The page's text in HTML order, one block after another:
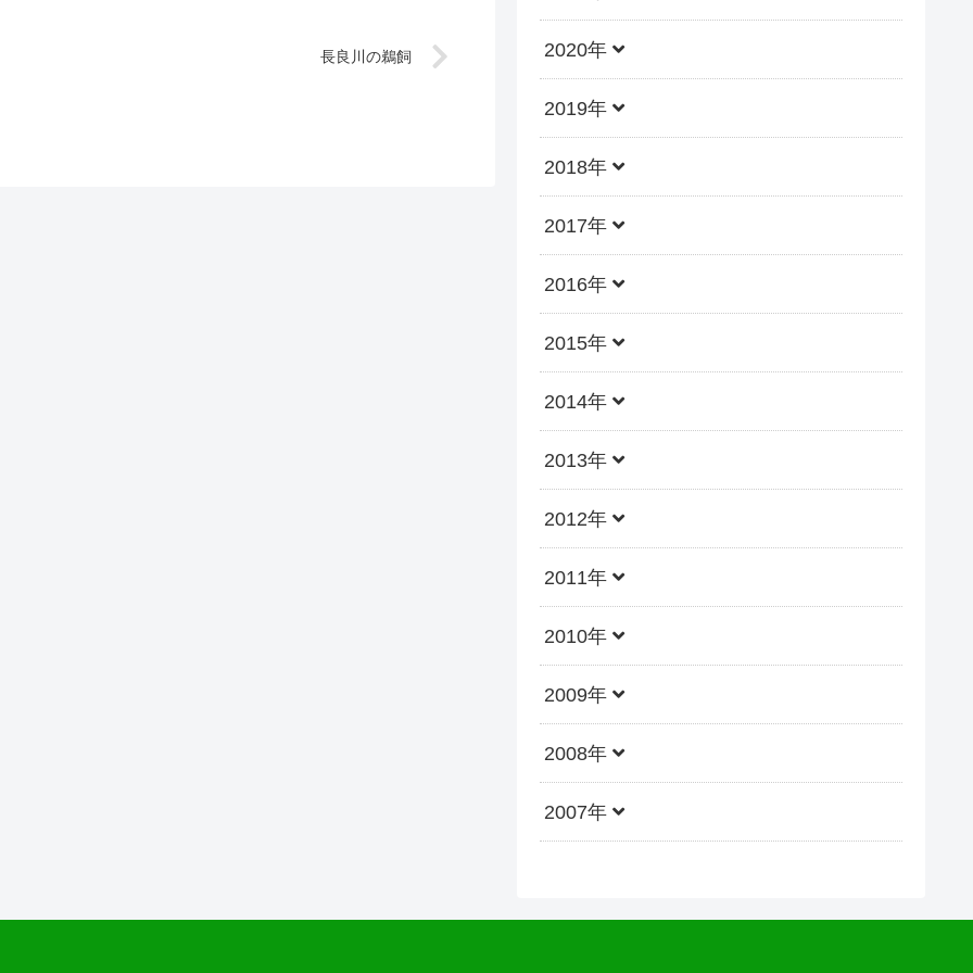
長良川の鵜飼 2020年
2019年
2018年
2017年
2016年
2015年
2014年
2013年
2012年
2011年
2010年
2009年
2008年
2007年